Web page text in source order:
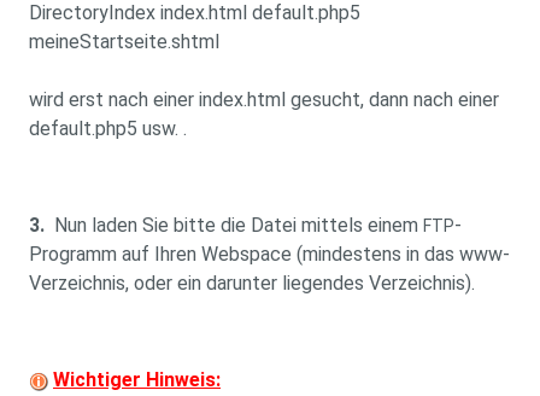
DirectoryIndex index.html default.php5
meineStartseite.shtml
wird erst nach einer index.html gesucht, dann nach einer
default.php5 usw. .
3. Nun laden Sie bitte die Datei mittels einem FTP-
Programm auf Ihren Webspace (mindestens in das www-
Verzeichnis, oder ein darunter liegendes Verzeichnis).
Wichtiger Hinweis: